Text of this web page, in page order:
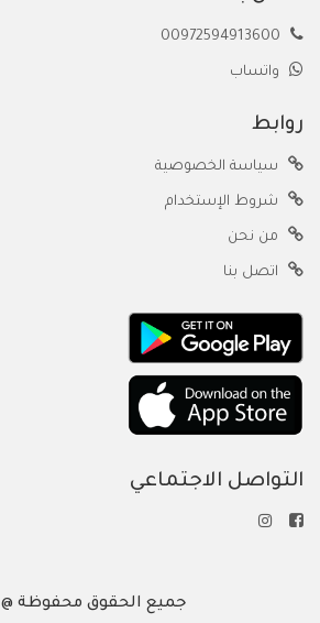
واتساب
روابط
سياسة الخصوصية
شروط الإستخدام
من نحن
اتصل بنا
التواصل الاجتماعي
جميع الحقوق محفوظة @ 2026